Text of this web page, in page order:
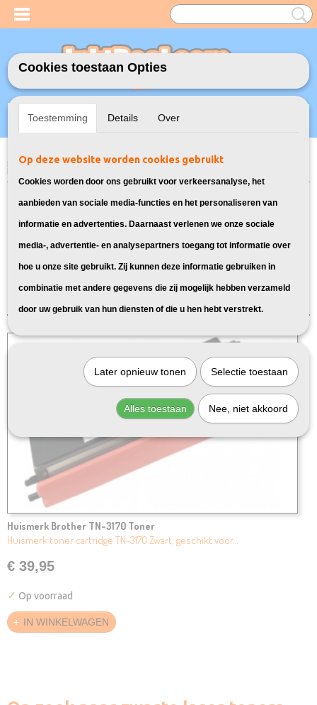
Inloggen Registreren
UW WINKELWAGEN
Home>Toners>TN-3170 Toner cartridge voor Brother
Bekijk hier alle toners die geschikt
zijn voor de Brother HL-5200:
Huismerk Brother TN-3170 Toner
Huismerk toner cartridge TN-3170 Zwart, geschikt voor…
€ 39,95
✓ Op voorraad
IN WINKELWAGEN
Cookies toestaan Opties
Toestemming Details Over
Op deze website worden cookies gebruikt
Cookies worden door ons gebruikt voor verkeersanalyse, het
aanbieden van sociale media-functies en het personaliseren van
informatie en advertenties. Daarnaast verlenen we onze sociale
media-, advertentie- en analysepartners toegang tot informatie over
hoe u onze site gebruikt. Zij kunnen deze informatie gebruiken in
combinatie met andere gegevens die zij mogelijk hebben verzameld
door uw gebruik van hun diensten of die u hen hebt verstrekt.
Later opnieuw tonen Selectie toestaan
Alles toestaan Nee, niet akkoord